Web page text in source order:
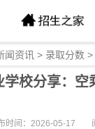
闻资讯 > 录取分数 >
学校分享：空
时间：2026-05-17